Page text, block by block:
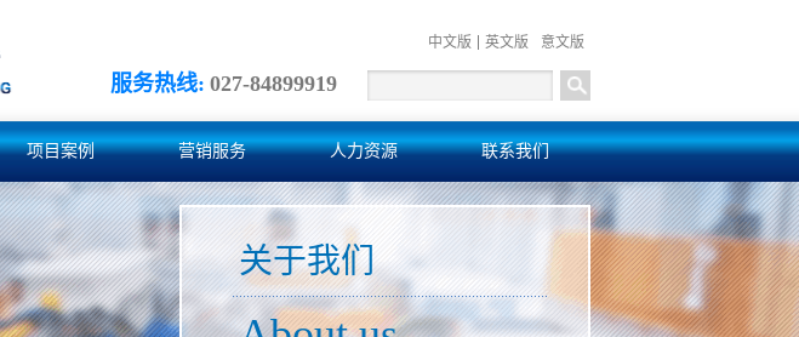
中文版 英文版 意文版
服务热线: 027-84899919
项目案例 营销服务 人力资源 联系我们
关于我们